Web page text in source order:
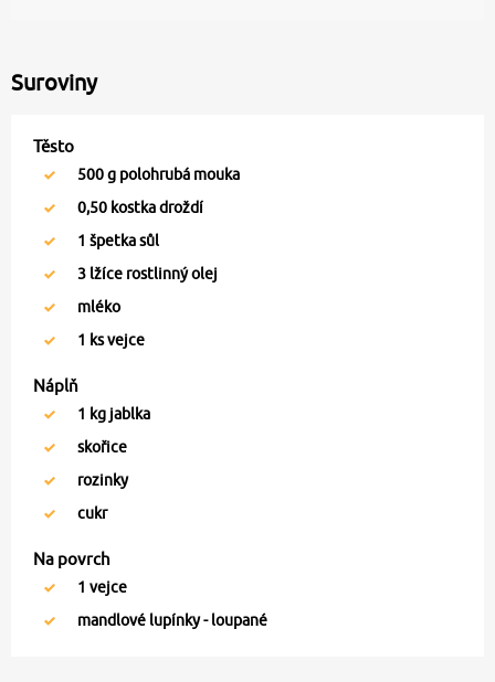
Suroviny
Těsto
500g polohrubá mouka
0,50 kostka droždí
1 špetka sůl
3 lžíce rostlinný olej
mléko
1 ks vejce
Náplň
1 kg jablka
skořice
rozinky
cukr
Na povrch
1 vejce
mandlové lupínky - loupané